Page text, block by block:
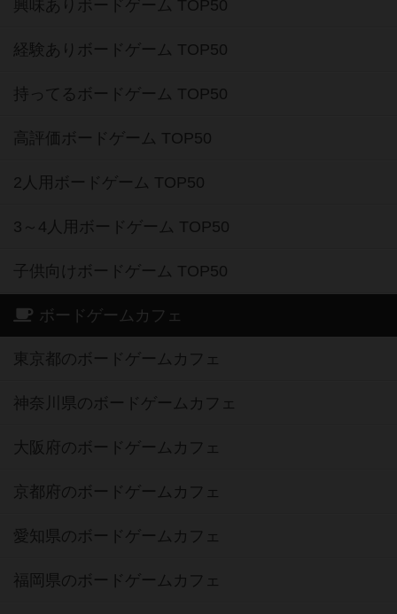
興味ありボードゲーム TOP50
経験ありボードゲーム TOP50
持ってるボードゲーム TOP50
高評価ボードゲーム TOP50
2人用ボードゲーム TOP50
3～4人用ボードゲーム TOP50
子供向けボードゲーム TOP50
ボードゲームカフェ
東京都のボードゲームカフェ
神奈川県のボードゲームカフェ
大阪府のボードゲームカフェ
京都府のボードゲームカフェ
愛知県のボードゲームカフェ
福岡県のボードゲームカフェ